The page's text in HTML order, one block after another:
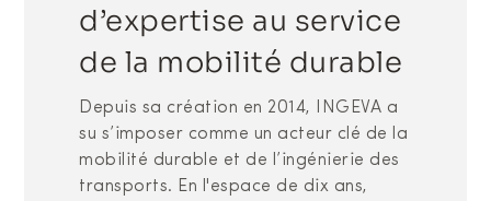
d’expertise au service
de la mobilité durable
Depuis sa création en 2014, INGEVA a
su s’imposer comme un acteur clé de la
mobilité durable et de l’ingénierie des
transports. En l'espace de dix ans,